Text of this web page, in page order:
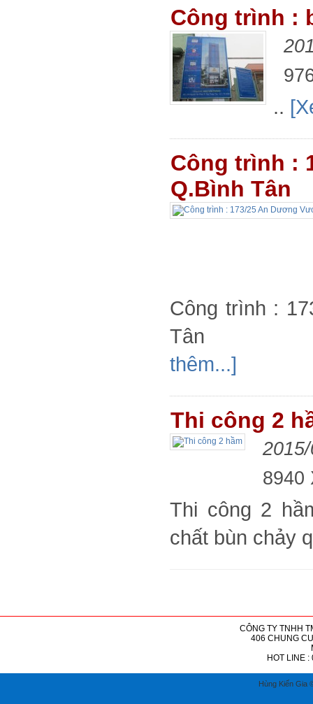
Công trình :
..
Công trình :
Q.Bình Tân
Công trình :
Tân 22
thêm...]
Thi công 2
8940
Thi công 2
chất bùn chảy
CÔNG TY TNHH
406 CHUNG
HOT LINE
Hùng Kiến Gia